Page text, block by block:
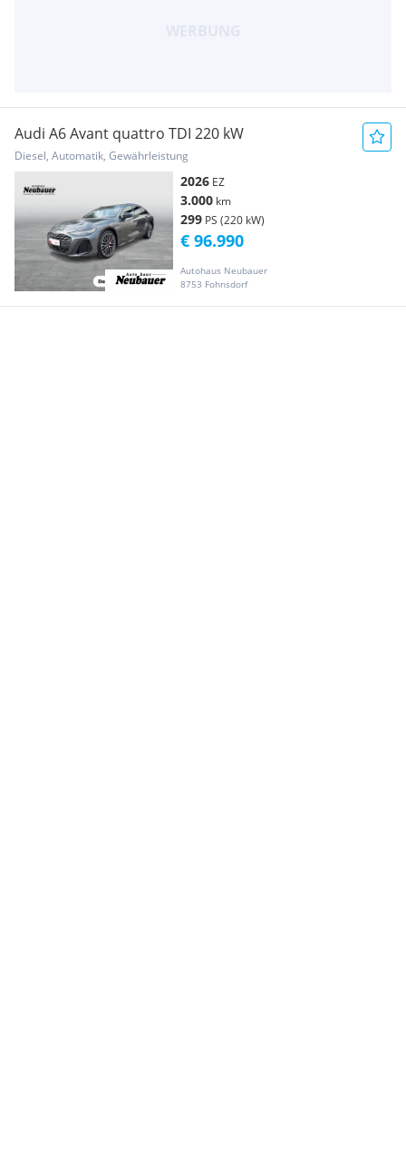
Audi A6 Avant quattro TDI 220 kW
Diesel, Automatik, Gewährleistung
2026 EZ
3.000 km
299 PS (220 kW)
Autohaus Neubauer
8753 Fohnsdorf
€ 96.990